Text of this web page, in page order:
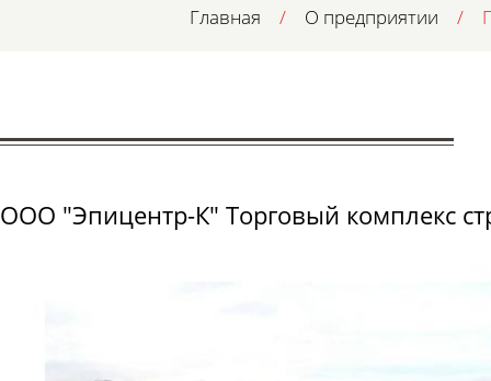
Главная / О предприятии /
ООО "Эпицентр-К" Торговый комплекс